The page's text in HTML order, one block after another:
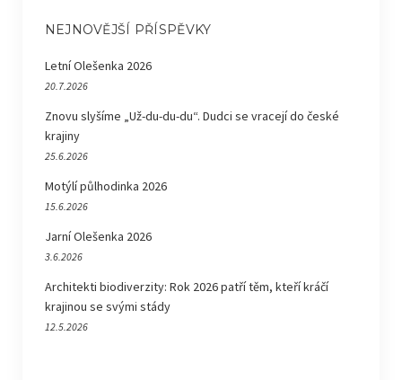
NEJNOVĚJŠÍ PŘÍSPĚVKY
Letní Olešenka 2026
20.7.2026
Znovu slyšíme „Už-du-du-du“. Dudci se vracejí do české
krajiny
25.6.2026
Motýlí půlhodinka 2026
15.6.2026
Jarní Olešenka 2026
3.6.2026
Architekti biodiverzity: Rok 2026 patří těm, kteří kráčí
krajinou se svými stády
12.5.2026